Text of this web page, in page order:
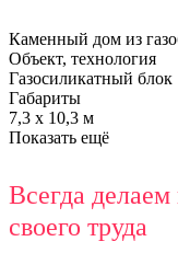
Каменный дом из
Объект, технология
Газосиликатный блок
Габариты
7,3 х 10,3 м
Показать ещё
Всегда делаем
своего труда